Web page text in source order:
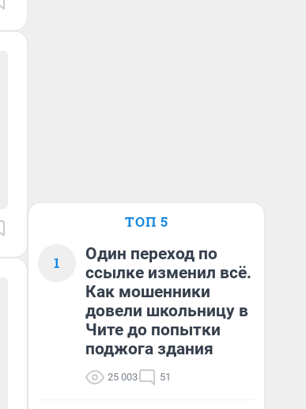
ТОП 5
1
Один переход по
ссылке изменил всё.
Как мошенники
довели школьницу в
Чите до попытки
поджога здания
25 003 51